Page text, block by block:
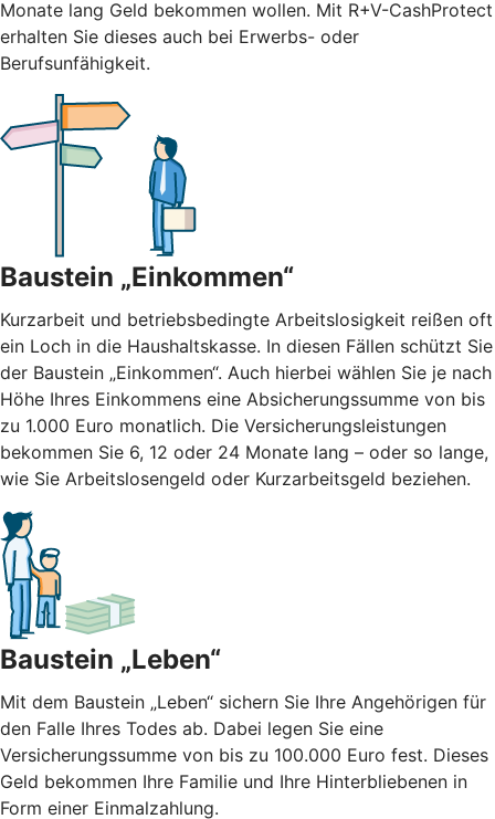
Monate lang Geld bekommen wollen. Mit R+V-CashProtect
erhalten Sie dieses auch bei Erwerbs- oder
Berufsunfähigkeit.
Baustein „Einkommen“
Kurzarbeit und betriebsbedingte Arbeitslosigkeit reißen oft
ein Loch in die Haushaltskasse. In diesen Fällen schützt Sie
der Baustein „Einkommen“. Auch hierbei wählen Sie je nach
Höhe Ihres Einkommens eine Absicherungssumme von bis
zu 1.000 Euro monatlich. Die Versicherungsleistungen
bekommen Sie 6, 12 oder 24 Monate lang – oder so lange,
wie Sie Arbeitslosengeld oder Kurzarbeitsgeld beziehen.
Baustein „Leben“
Mit dem Baustein „Leben“ sichern Sie Ihre Angehörigen für
den Falle Ihres Todes ab. Dabei legen Sie eine
Versicherungssumme von bis zu 100.000 Euro fest. Dieses
Geld bekommen Ihre Familie und Ihre Hinterbliebenen in
Form einer Einmalzahlung.